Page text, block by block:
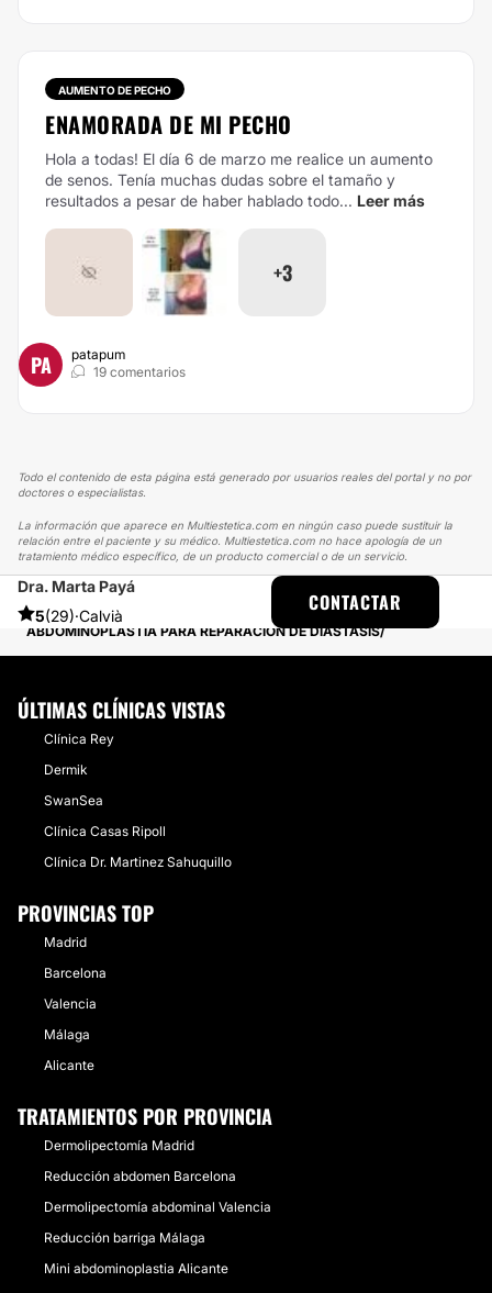
AUMENTO DE PECHO
ENAMORADA DE MI PECHO
Hola a todas! El día 6 de marzo me realice un aumento
de senos. Tenía muchas dudas sobre el tamaño y
resultados a pesar de haber hablado todo... Leer más
+3
PA
patapum
19 comentarios
Todo el contenido de esta página está generado por usuarios reales del portal y no por
doctores o especialistas.
La información que aparece en Multiestetica.com en ningún caso puede sustituir la
relación entre el paciente y su médico. Multiestetica.com no hace apología de un
tratamiento médico específico, de un producto comercial o de un servicio.
Dra. Marta Payá
5(29)·Calvià
CONTACTAR
MULTIESTETICA
EXPERIENCIAS REALES SOBRE ABDOMINOPLASTIA
ABDOMINOPLASTIA PARA REPARACIÓN DE DIASTASIS
ÚLTIMAS CLÍNICAS VISTAS
Clínica Rey
Dermik
SwanSea
Clínica Casas Ripoll
Clínica Dr. Martinez Sahuquillo
PROVINCIAS TOP
Madrid
Barcelona
Valencia
Málaga
Alicante
TRATAMIENTOS POR PROVINCIA
Dermolipectomía Madrid
Reducción abdomen Barcelona
Dermolipectomía abdominal Valencia
Reducción barriga Málaga
Mini abdominoplastia Alicante